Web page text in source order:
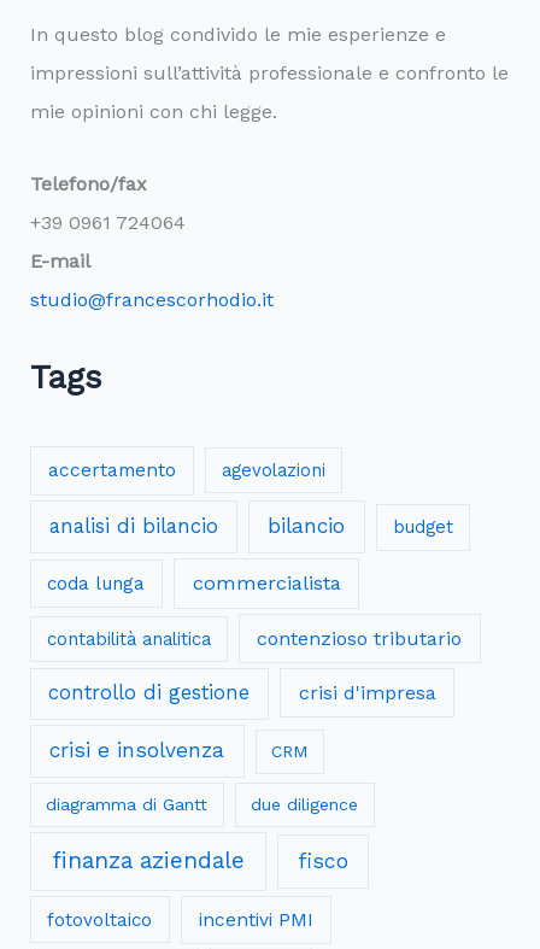
In questo blog condivido le mie esperienze e
impressioni sull’attività professionale e confronto le
mie opinioni con chi legge.
Telefono/fax
+39 0961 724064
E-mail
studio@francescorhodio.it
Tags
accertamento agevolazioni
analisi di bilancio bilancio budget
coda lunga commercialista
contabilità analitica contenzioso tributario
controllo di gestione crisi d'impresa
crisi e insolvenza CRM
diagramma di Gantt due diligence
finanza aziendale fisco
fotovoltaico incentivi PMI